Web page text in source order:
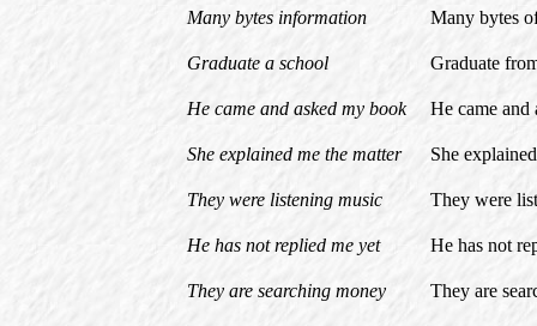
Many bytes information Many bytes
Graduate a school Graduate
He came and asked my book He came
She explained me the matter She
They were listening music They were
He has not replied me yet He has not
They are searching money They are